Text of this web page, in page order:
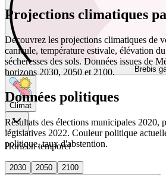
Brebis
Climat
Horizon temporel
2030 2050
2100
Projections climatiques
Découvrez les projections climatiques de
canicule, température estivale, élévation
sécheresses des sols. Données issues de
horizons 2030, 2050 et 2100.
Données politiques
Résultats des élections municipales 2020,
législatives 2022. Couleur politique
politique, taux d'abstention.